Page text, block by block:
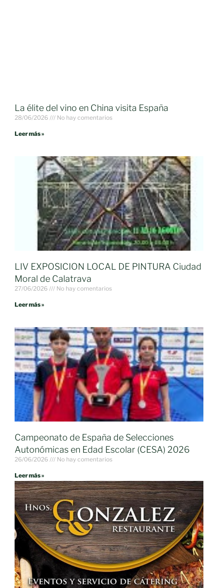
La élite del vino en China visita España
28/06/2026 No hay comentarios
Leer más »
LIV EXPOSICION LOCAL DE PINTURA Ciudad
Moral de Calatrava
27/06/2026 No hay comentarios
Leer más »
Campeonato de España de Selecciones
Autonómicas en Edad Escolar (CESA) 2026
26/06/2026 No hay comentarios
Leer más »